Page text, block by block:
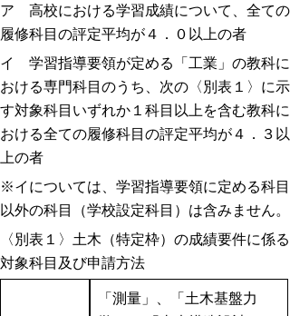
ア 高校における学習成績について、全ての
履修科目の評定平均が４．０以上の者
イ 学習指導要領が定める「工業」の教科に
おける専門科目のうち、次の〈別表１〉に示
す対象科目いずれか１科目以上を含む教科に
おける全ての履修科目の評定平均が４．３以
上の者
※イについては、学習指導要領に定める科目
以外の科目（学校設定科目）は含みません。
〈別表１〉土木（特定枠）の成績要件に係る
対象科目及び申請方法
「測量」、「土木基盤力